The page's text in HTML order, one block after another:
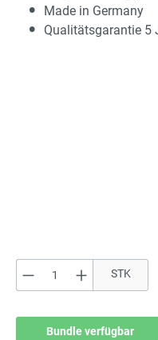
Made in Germany
Qualitätsgarantie 5
Produkt Anzahl:
STK
Bundle verfügbar